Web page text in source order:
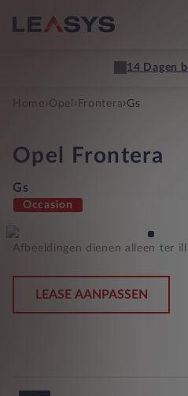
14 Dagen
Home Opel › Frontera›Gs
Opel Frontera
Gs
Occasion
Afbeeldingen dienen alleen ter
LEASE AANPASSEN